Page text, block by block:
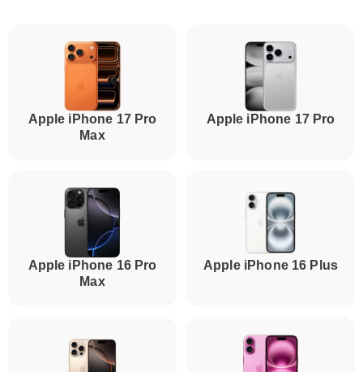
Apple iPhone 17 Pro
Max
Apple iPhone 17 Pro
Apple iPhone 16 Pro
Max
Apple iPhone 16 Plus